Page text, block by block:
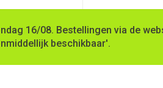
16/08. Bestellingen via de
beschikbaar'.